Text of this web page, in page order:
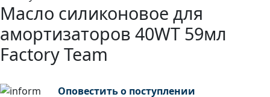
Масло силиконовое для
амортизаторов 40WT 59мл
Factory Team
Оповестить о поступлении